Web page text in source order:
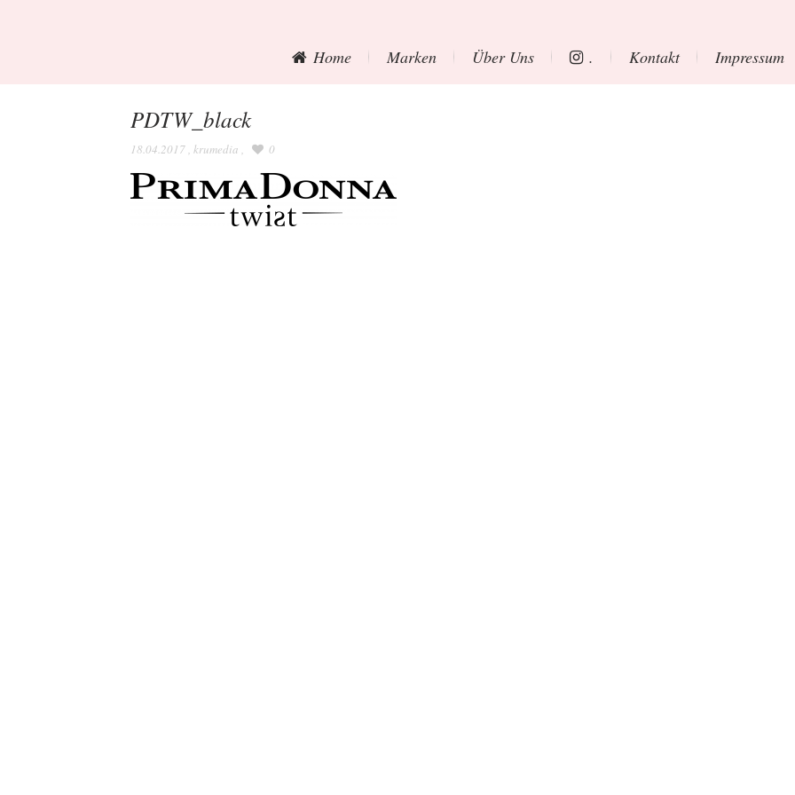
Home Marken Über Uns . Kontakt Impressum
PDTW_black
18.04.2017, krumedia , 0